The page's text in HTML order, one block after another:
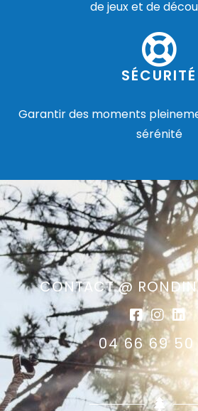
de jeux et de
SÉCURITÉ
Garantir des moments
sérénité
CONTACT @
04 66 69 50